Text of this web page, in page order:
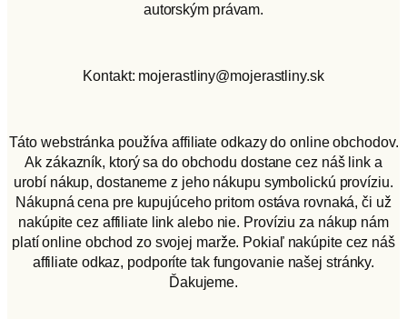
autorským právam.
Kontakt: mojerastliny@mojerastliny.sk
Táto webstránka používa affiliate odkazy do online obchodov.
Ak zákazník, ktorý sa do obchodu dostane cez náš link a
urobí nákup, dostaneme z jeho nákupu symbolickú províziu.
Nákupná cena pre kupujúceho pritom ostáva rovnaká, či už
nakúpite cez affiliate link alebo nie. Províziu za nákup nám
platí online obchod zo svojej marže. Pokiaľ nakúpite cez náš
affiliate odkaz, podporíte tak fungovanie našej stránky.
Ďakujeme.